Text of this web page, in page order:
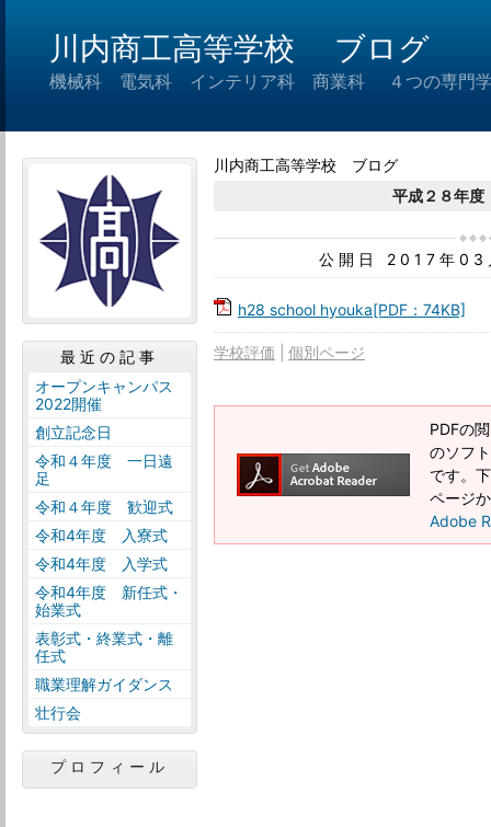
川内商工高等学校 ブログ
機械科 電気科 インテリア科 商業科 ４つの専門学
川内商工高等学校 ブログ
平成２８年
公開日 2017年
h28 school hyouka[PDF：74KB]
学校評価 個別ページ
PDFの
のソフ
です。
ページ
Adobe
最近の記事
オープンキャンパス
2022開催
創立記念日
令和４年度 一日遠
足
令和４年度 歓迎式
令和4年度 入寮式
令和4年度 入学式
令和4年度 新任式・
始業式
表彰式・終業式・離
任式
職業理解ガイダンス
壮行会
プロフィール